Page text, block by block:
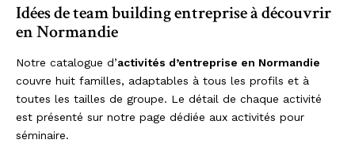
Idées de team building entreprise à découvrir
en Normandie
Notre catalogue d’activités d’entreprise en Normandie
couvre huit familles, adaptables à tous les profils et à
toutes les tailles de groupe. Le détail de chaque activité
est présenté sur notre page dédiée aux activités pour
séminaire.